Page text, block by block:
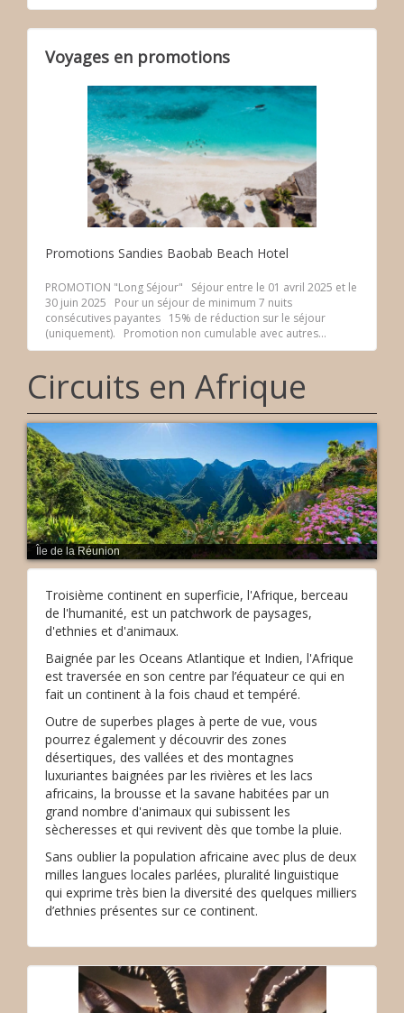
Voyages en promotions
Promotions Sandies Baobab Beach Hotel
PROMOTION "Long Séjour" Séjour entre le 01 avril 2025 et le
30 juin 2025 Pour un séjour de minimum 7 nuits
consécutives payantes 15% de réduction sur le séjour
(uniquement). Promotion non cumulable avec autres...
Circuits en Afrique
Île de la Réunion
Troisième continent en superficie, l'Afrique, berceau
de l'humanité, est un patchwork de paysages,
d'ethnies et d'animaux.
Baignée par les Oceans Atlantique et Indien, l'Afrique
est traversée en son centre par l’équateur ce qui en
fait un continent à la fois chaud et tempéré.
Outre de superbes plages à perte de vue, vous
pourrez également y découvrir des zones
désertiques, des vallées et des montagnes
luxuriantes baignées par les rivières et les lacs
africains, la brousse et la savane habitées par un
grand nombre d'animaux qui subissent les
sècheresses et qui revivent dès que tombe la pluie.
Sans oublier la population africaine avec plus de deux
milles langues locales parlées, pluralité linguistique
qui exprime très bien la diversité des quelques milliers
d’ethnies présentes sur ce continent.